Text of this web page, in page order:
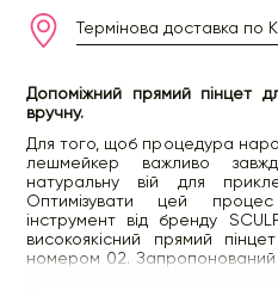
Термінова доставка по
Допоміжний прямий пінцет
вручну.
Для того, щоб процедура
лешмейкер важливо
натуральну вій для
Оптимізувати цей
інструмент від бренду
високоякісний прямий
номером 02. Запропонований